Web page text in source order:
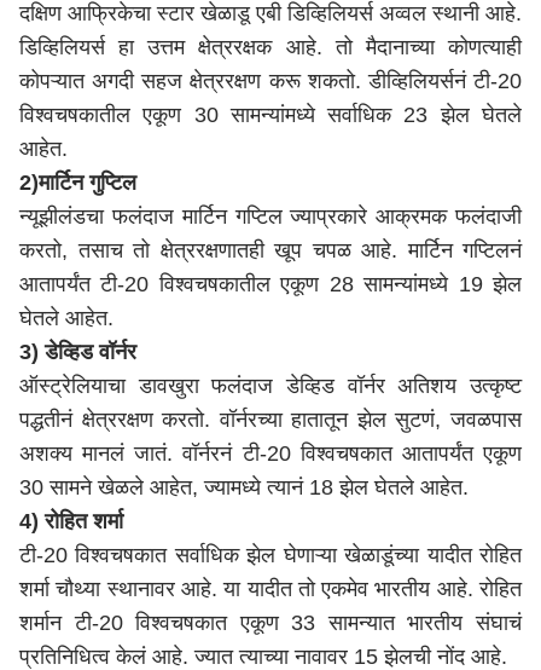
दक्षिण आफ्रिकेचा स्टार खेळाडू एबी डिव्हिलियर्स अव्वल स्थानी आहे.
डिव्हिलियर्स हा उत्तम क्षेत्ररक्षक आहे. तो मैदानाच्या कोणत्याही
कोपऱ्यात अगदी सहज क्षेत्ररक्षण करू शकतो. डीव्हिलियर्सनं टी-20
विश्वचषकातील एकूण 30 सामन्यांमध्ये सर्वाधिक 23 झेल घेतले
आहेत.
2)मार्टिन गुप्टिल
न्यूझीलंडचा फलंदाज मार्टिन गप्टिल ज्याप्रकारे आक्रमक फलंदाजी
करतो, तसाच तो क्षेत्ररक्षणातही खूप चपळ आहे. मार्टिन गप्टिलनं
आतापर्यंत टी-20 विश्वचषकातील एकूण 28 सामन्यांमध्ये 19 झेल
घेतले आहेत.
3) डेव्हिड वॉर्नर
ऑस्ट्रेलियाचा डावखुरा फलंदाज डेव्हिड वॉर्नर अतिशय उत्कृष्ट
पद्धतीनं क्षेत्ररक्षण करतो. वॉर्नरच्या हातातून झेल सुटणं, जवळपास
अशक्य मानलं जातं. वॉर्नरनं टी-20 विश्वचषकात आतापर्यंत एकूण
30 सामने खेळले आहेत, ज्यामध्ये त्यानं 18 झेल घेतले आहेत.
4) रोहित शर्मा
टी-20 विश्वचषकात सर्वाधिक झेल घेणाऱ्या खेळाडूंच्या यादीत रोहित
शर्मा चौथ्या स्थानावर आहे. या यादीत तो एकमेव भारतीय आहे. रोहित
शर्मान टी-20 विश्वचषकात एकूण 33 सामन्यात भारतीय संघाचं
प्रतिनिधित्व केलं आहे. ज्यात त्याच्या नावावर 15 झेलची नोंद आहे.